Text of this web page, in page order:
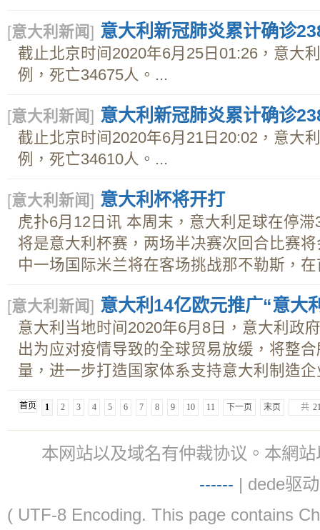
[意大利新闻] 意大利新冠肺炎累计确诊
截止北京时间2020年6月25日01:26，意大
例，死亡34675人。...
[意大利新闻] 意大利新冠肺炎累计确诊
截止北京时间2020年6月21日20:02，意大
例，死亡34610人。...
[意大利新闻] 意大利杯将开打
虎扑6月12日讯 本周末，意大利足球在停
将是意大利杯赛，两场半决赛次回合比赛
中一场国际米兰将在客场挑战那不勒斯，在
[意大利新闻] 意大利14亿欧元推广“意大
意大利当地时间2020年6月8日，意大利政
出为应对疫情导致的全球贸易放缓，将整
量，进一步打造国家体系支持意大利制造企
首页 1 2 3 4 5 6 7 8 9 10 11 下一页 末页 共
本网站以及域名有仲裁协议。本網
------ | dede驱
( UTF-8 Encoding. This page contains